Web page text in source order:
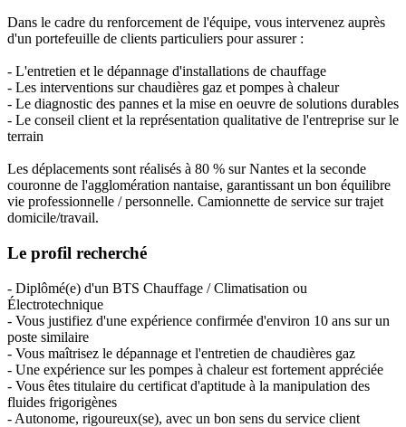
Dans le cadre du renforcement de l'équipe, vous intervenez auprès
d'un portefeuille de clients particuliers pour assurer :
- L'entretien et le dépannage d'installations de chauffage
- Les interventions sur chaudières gaz et pompes à chaleur
- Le diagnostic des pannes et la mise en oeuvre de solutions durables
- Le conseil client et la représentation qualitative de l'entreprise sur le
terrain
Les déplacements sont réalisés à 80 % sur Nantes et la seconde
couronne de l'agglomération nantaise, garantissant un bon équilibre
vie professionnelle / personnelle. Camionnette de service sur trajet
domicile/travail.
Le profil recherché
- Diplômé(e) d'un BTS Chauffage / Climatisation ou
Électrotechnique
- Vous justifiez d'une expérience confirmée d'environ 10 ans sur un
poste similaire
- Vous maîtrisez le dépannage et l'entretien de chaudières gaz
- Une expérience sur les pompes à chaleur est fortement appréciée
- Vous êtes titulaire du certificat d'aptitude à la manipulation des
fluides frigorigènes
- Autonome, rigoureux(se), avec un bon sens du service client